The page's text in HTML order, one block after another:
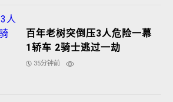
百年老树突倒压3人危险一幕
1轿车 2骑士逃过一劫
35分钟前